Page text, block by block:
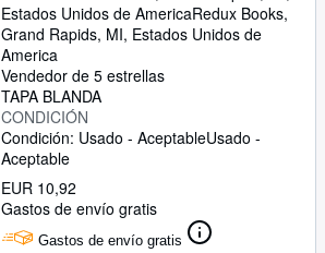
Estados Unidos de AmericaRedux Books,
Grand Rapids, MI, Estados Unidos de
America
Vendedor de 5 estrellas
TAPA BLANDA
CONDICIÓN
Condición: Usado - AceptableUsado -
Aceptable
EUR 10,92
Gastos de envío gratis
Gastos de envío gratis